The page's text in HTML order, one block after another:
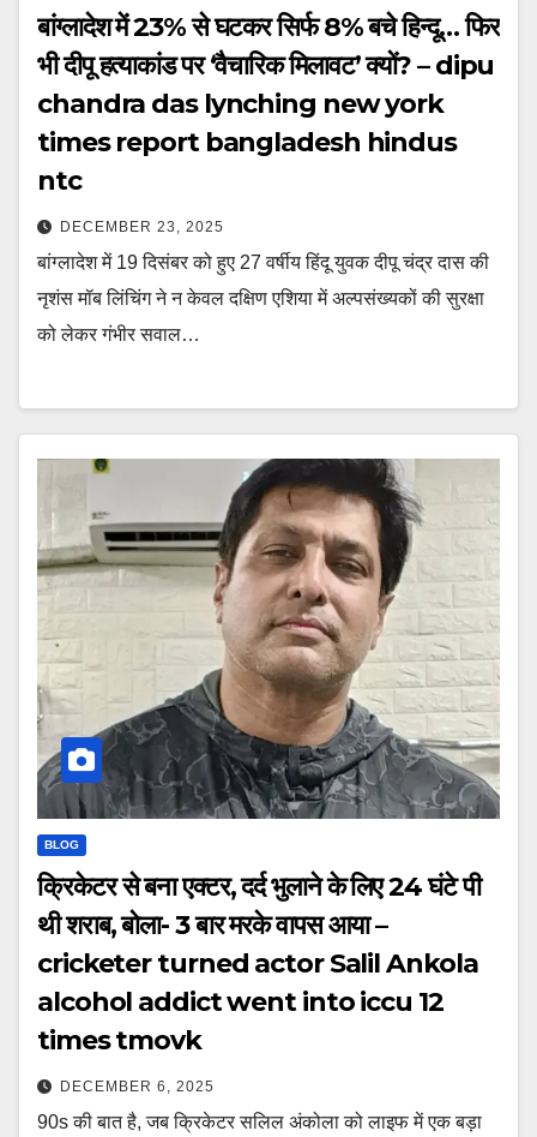
बांग्लादेश में 23% से घटकर सिर्फ 8% बचे हिन्दू… फिर
भी दीपू हत्याकांड पर ‘वैचारिक मिलावट’ क्यों? – dipu
chandra das lynching new york
times report bangladesh hindus
ntc
DECEMBER 23, 2025
बांग्लादेश में 19 दिसंबर को हुए 27 वर्षीय हिंदू युवक दीपू चंद्र दास की
नृशंस मॉब लिंचिंग ने न केवल दक्षिण एशिया में अल्पसंख्यकों की सुरक्षा
को लेकर गंभीर सवाल…
BLOG
क्रिकेटर से बना एक्टर, दर्द भुलाने के लिए 24 घंटे पी
थी शराब, बोला- 3 बार मरके वापस आया –
cricketer turned actor Salil Ankola
alcohol addict went into iccu 12
times tmovk
DECEMBER 6, 2025
90s की बात है, जब क्रिकेटर सलिल अंकोला को लाइफ में एक बड़ा